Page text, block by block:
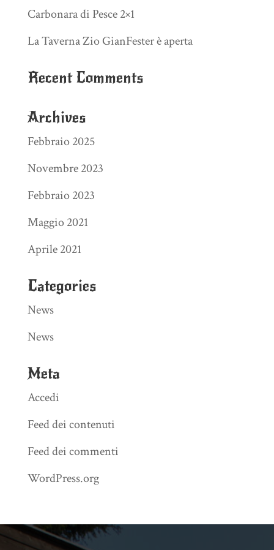
Carbonara di Pesce 2×1
La Taverna Zio GianFester è aperta
Recent Comments
Archives
Febbraio 2025
Novembre 2023
Febbraio 2023
Maggio 2021
Aprile 2021
Categories
News
News
Meta
Accedi
Feed dei contenuti
Feed dei commenti
WordPress.org